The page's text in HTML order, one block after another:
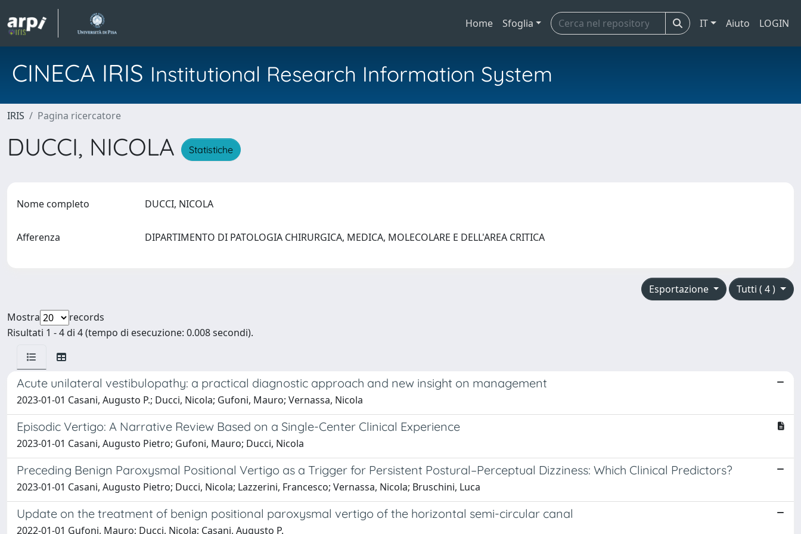
Home Sfoglia IT Aiuto LOGIN
CINECA IRIS Institutional Research Information System
IRIS Pagina ricercatore
DUCCI, NICOLA Statistiche
Nome completo DUCCI, NICOLA
Afferenza DIPARTIMENTO DI PATOLOGIA CHIRURGICA, MEDICA, MOLECOLARE E DELL'AREA CRITICA
Tutti ( 4 )
Esportazione
Mostra
records
Risultati 1 - 4 di 4 (tempo di esecuzione: 0.008 secondi).
Acute unilateral vestibulopathy: a practical diagnostic approach and new insight on management
2023-01-01 Casani, Augusto P.; Ducci, Nicola; Gufoni, Mauro; Vernassa, Nicola
Episodic Vertigo: A Narrative Review Based on a Single-Center Clinical Experience
2023-01-01 Casani, Augusto Pietro; Gufoni, Mauro; Ducci, Nicola
Preceding Benign Paroxysmal Positional Vertigo as a Trigger for Persistent Postural–Perceptual Dizziness: Which Clinical Predictors?
2023-01-01 Casani, Augusto Pietro; Ducci, Nicola; Lazzerini, Francesco; Vernassa, Nicola; Bruschini, Luca
Update on the treatment of benign positional paroxysmal vertigo of the horizontal semi-circular canal
2022-01-01 Gufoni, Mauro; Ducci, Nicola; Casani, Augusto P.